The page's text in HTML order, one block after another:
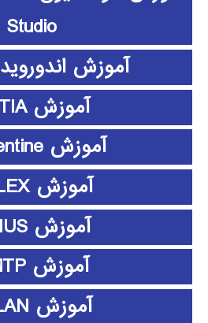
Studio
آموزش اندوروید android
آموزش CATIA
آموزش clementine
آموزش CPLEX
آموزش EDIUS
آموزش EMTP
آموزش ePLAN